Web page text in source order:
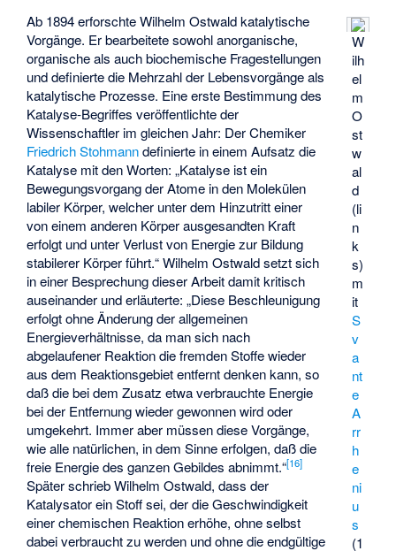
W
ilh
el
m
O
st
w
al
d
(li
n
k
s)
m
it
S
v
a
nt
e
A
rr
h
e
ni
u
s
(1
Ab 1894 erforschte Wilhelm Ostwald katalytische
Vorgänge. Er bearbeitete sowohl anorganische,
organische als auch biochemische Fragestellungen
und definierte die Mehrzahl der Lebensvorgänge als
katalytische Prozesse. Eine erste Bestimmung des
Katalyse-Begriffes veröffentlichte der
Wissenschaftler im gleichen Jahr: Der Chemiker
Friedrich Stohmanndefinierte in einem Aufsatz die
Katalyse mit den Worten: „Katalyse ist ein
Bewegungsvorgang der Atome in den Molekülen
labiler Körper, welcher unter dem Hinzutritt einer
von einem anderen Körper ausgesandten Kraft
erfolgt und unter Verlust von Energie zur Bildung
stabilerer Körper führt.“ Wilhelm Ostwald setzt sich
in einer Besprechung dieser Arbeit damit kritisch
auseinander und erläuterte: „Diese Beschleunigung
erfolgt ohne Änderung der allgemeinen
Energieverhältnisse, da man sich nach
abgelaufener Reaktion die fremden Stoffe wieder
aus dem Reaktionsgebiet entfernt denken kann, so
daß die bei dem Zusatz etwa verbrauchte Energie
bei der Entfernung wieder gewonnen wird oder
umgekehrt. Immer aber müssen diese Vorgänge,
wie alle natürlichen, in dem Sinne erfolgen, daß die
freie Energie des ganzen Gebildes abnimmt.“[16]
Später schrieb Wilhelm Ostwald, dass der
Katalysator ein Stoff sei, der die Geschwindigkeit
einer chemischen Reaktion erhöhe, ohne selbst
dabei verbraucht zu werden und ohne die endgültige